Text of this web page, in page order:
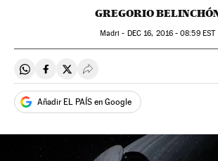
GREGORIO
Madri - DEC 16, 2016 - 08:59EST
Compartir en Whatsapp
Compartir en Facebook
Compartir en Twitter
Desplegar Redes Sociales
Añadir EL PAÍS en Google